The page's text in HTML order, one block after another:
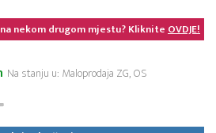
nekom drugom mjestu? KlikniteOVDJE!
Na stanju u: Maloprodaja ZG, OS